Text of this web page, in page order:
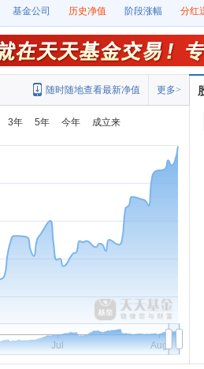
基金公司 历史净值 阶段涨幅 分红
更多>
随时随地查看最新净值
3年 5年 今年 成立来
Jul Aug